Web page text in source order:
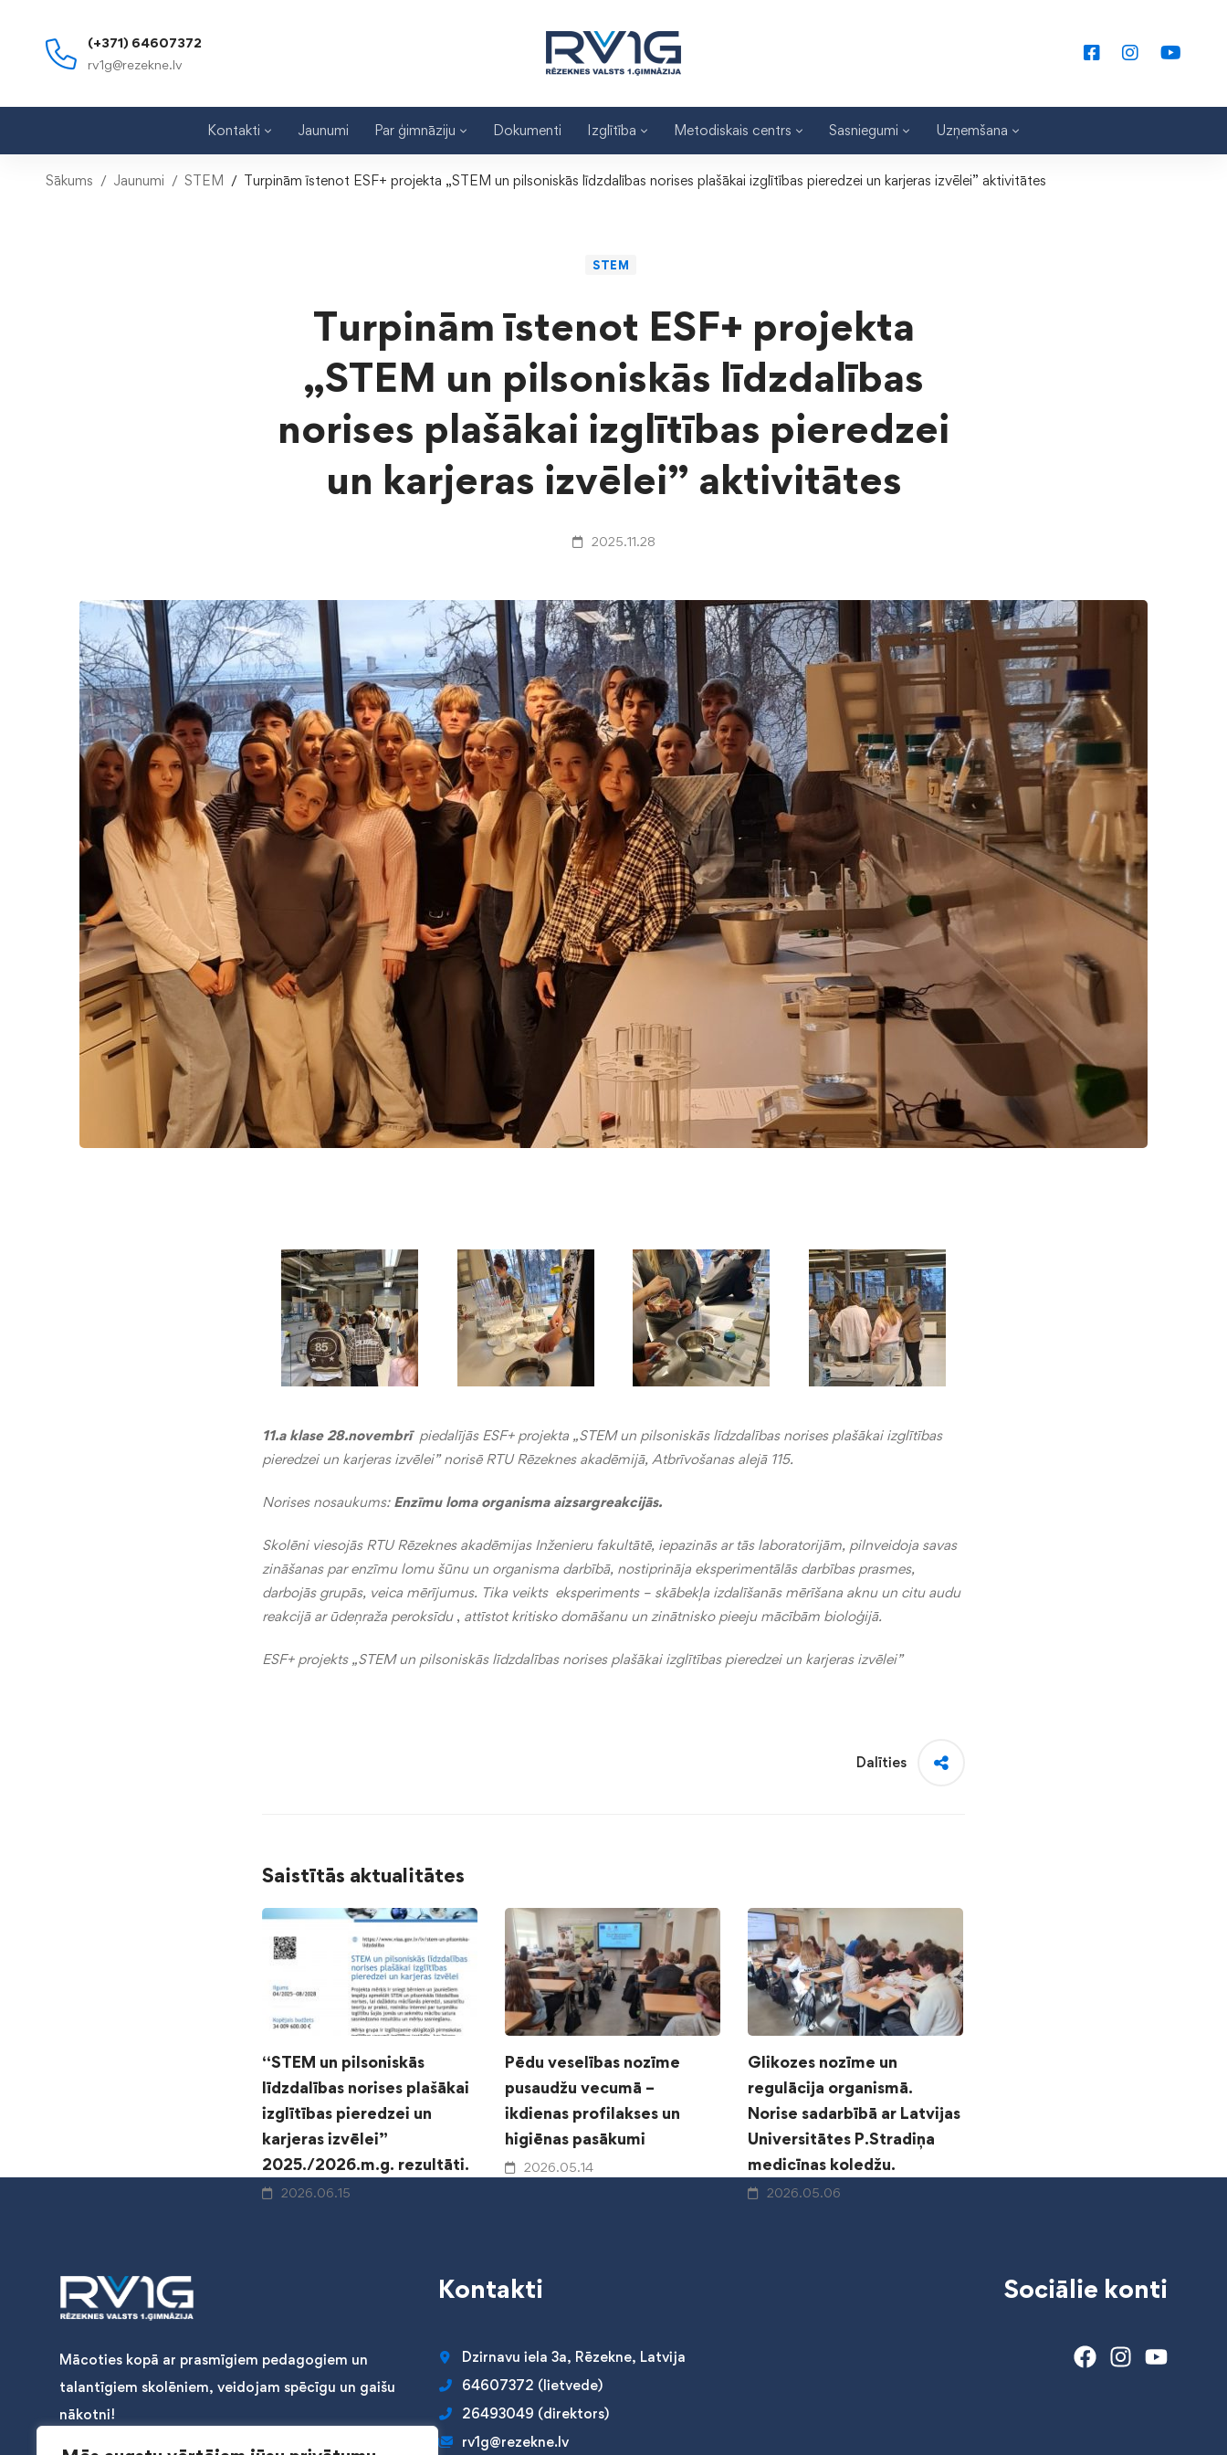
(+371) 64607372
rv1g@rezekne.lv
Kontakti Jaunumi Par ģimnāziju Dokumenti Izglītība Metodiskais centrs Sasniegumi Uzņemšana
Sākums Jaunumi STEM Turpinām īstenot ESF+ projekta „STEM un pilsoniskās līdzdalības norises plašākai izglītības pieredzei un karjeras izvēlei” aktivitātes
STEM
Turpinām īstenot ESF+ projekta
„STEM un pilsoniskās līdzdalības
norises plašākai izglītības pieredzei
un karjeras izvēlei” aktivitātes
2025.11.28
11.a klase 28.novembrī piedalījās ESF+ projekta „STEM un pilsoniskās līdzdalības norises plašākai izglītības
pieredzei un karjeras izvēlei” norisē RTU Rēzeknes akadēmijā, Atbrīvošanas alejā 115.
Norises nosaukums: Enzīmu loma organisma aizsargreakcijās.
Skolēni viesojās RTU Rēzeknes akadēmijas Inženieru fakultātē, iepazinās ar tās laboratorijām, pilnveidoja savas
zināšanas par enzīmu lomu šūnu un organisma darbībā, nostiprināja eksperimentālās darbības prasmes,
darbojās grupās, veica mērījumus. Tika veikts eksperiments – skābekļa izdalīšanās mērīšana aknu un citu audu
reakcijā ar ūdeņraža peroksīdu, attīstot kritisko domāšanu un zinātnisko pieeju mācībām bioloģijā.
ESF+ projekts „STEM un pilsoniskās līdzdalības norises plašākai izglītības pieredzei un karjeras izvēlei”
Dalīties
Saistītās aktualitātes
“STEM un pilsoniskās
līdzdalības norises plašākai
izglītības pieredzei un
karjeras izvēlei”
2025./2026.m.g. rezultāti.
2026.06.15
Pēdu veselības nozīme
pusaudžu vecumā –
ikdienas profilakses un
higiēnas pasākumi
2026.05.14
Glikozes nozīme un
regulācija organismā.
Norise sadarbībā ar Latvijas
Universitātes P.Stradiņa
medicīnas koledžu.
2026.05.06
Mācoties kopā ar prasmīgiem pedagogiem un
talantīgiem skolēniem, veidojam spēcīgu un gaišu
nākotni!
Kontakti
Dzirnavu iela 3a, Rēzekne, Latvija
64607372 (lietvede)
26493049 (direktors)
rv1g@rezekne.lv
Sociālie konti